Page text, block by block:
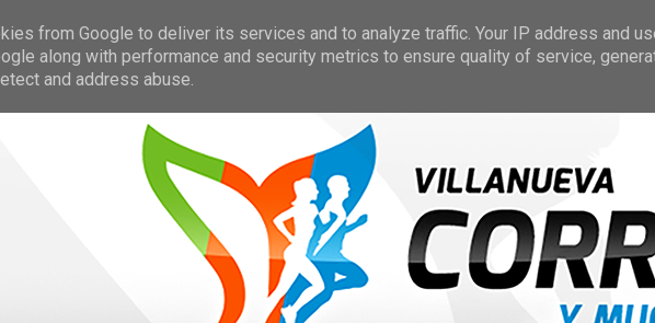
from Google to deliver its services and to analyze traffic. Your IP address and
along with performance and security metrics to ensure quality of service,
and address abuse.